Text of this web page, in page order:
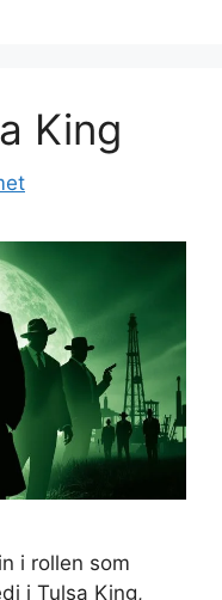
King
i rollen som
i Tulsa King,